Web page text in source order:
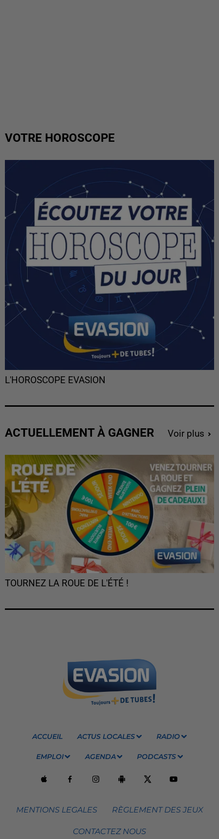
VOTRE HOROSCOPE
L'HOROSCOPE EVASION
ACTUELLEMENT À GAGNER Voir plus
TOURNEZ LA ROUE DE L'ÉTÉ !
ACCUEIL ACTUS LOCALES RADIO
EMPLOI AGENDA PODCASTS
MENTIONS LEGALES RÈGLEMENT DES JEUX
CONTACTEZ NOUS